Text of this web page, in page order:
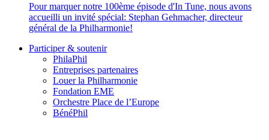
Pour marquer notre 100ème épisode d'In Tune, nous avons
accueilli un invité spécial: Stephan Gehmacher, directeur
général de la Philharmonie!
Participer & soutenir
PhilaPhil
Entreprises partenaires
Louer la Philharmonie
Fondation EME
Orchestre Place de l’Europe
BénéPhil